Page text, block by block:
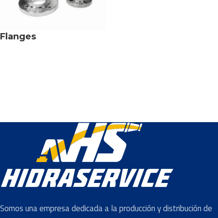
Flanges
Somos una empresa dedicada a la producción y distribución de